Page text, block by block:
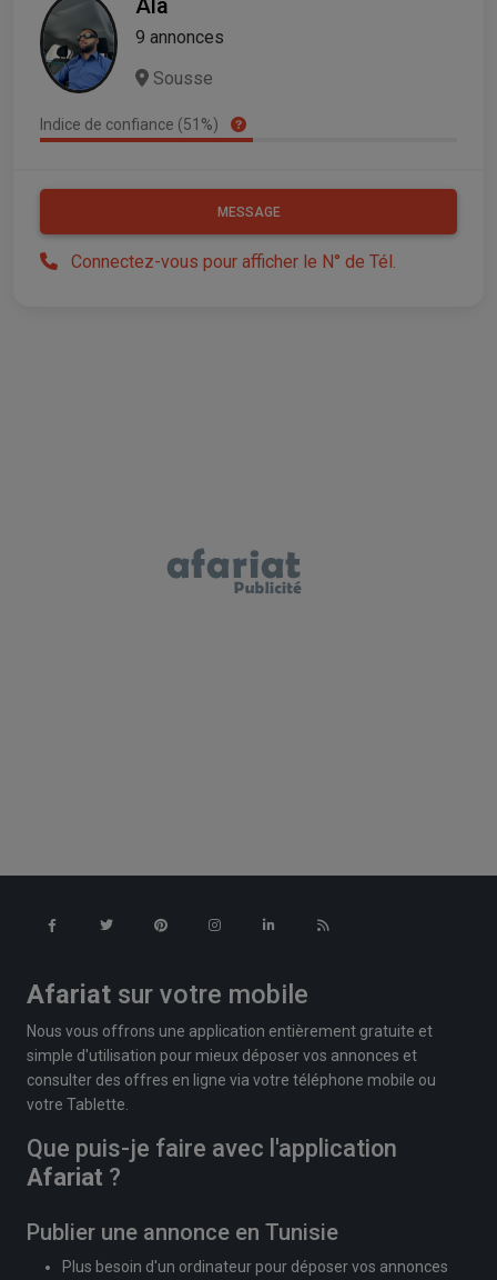
Ala
9 annonces
Sousse
Indice de confiance (51%)
MESSAGE
Connectez-vous pour afficher le N° de Tél.
Afariat sur votre mobile
Nous vous offrons une application entièrement gratuite et
simple d'utilisation pour mieux déposer vos annonces et
consulter des offres en ligne via votre téléphone mobile ou
votre Tablette.
Que puis-je faire avec l'application
Afariat ?
Publier une annonce en Tunisie
Plus besoin d'un ordinateur pour déposer vos annonces